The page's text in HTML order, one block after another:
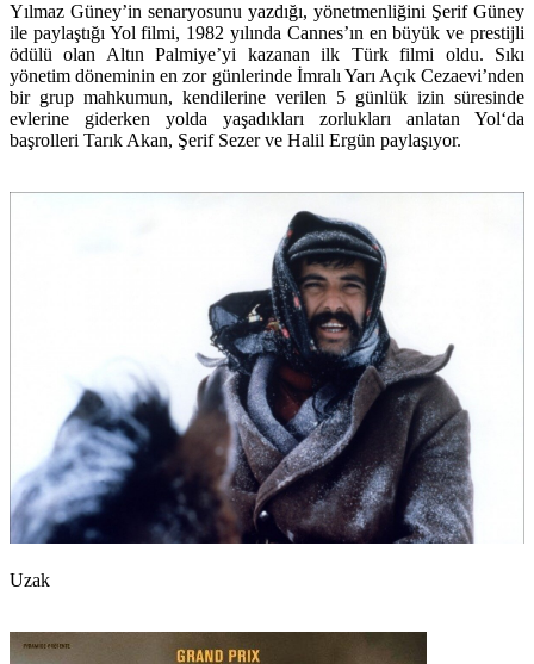
Yılmaz Güney’in senaryosunu yazdığı, yönetmenliğini Şerif Güney
ile paylaştığı Yol filmi, 1982 yılında Cannes’ın en büyük ve prestijli
ödülü olan Altın Palmiye’yi kazanan ilk Türk filmi oldu. Sıkı
yönetim döneminin en zor günlerinde İmralı Yarı Açık Cezaevi’nden
bir grup mahkumun, kendilerine verilen 5 günlük izin süresinde
evlerine giderken yolda yaşadıkları zorlukları anlatan Yol‘da
başrolleri Tarık Akan, Şerif Sezerve Halil Ergün paylaşıyor.
Uzak